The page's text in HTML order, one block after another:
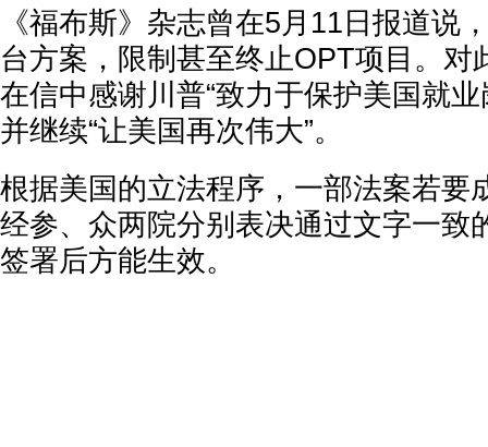
《福布斯》杂志曾在5月11日报道说
台方案，限制甚至终止OPT项目。对
在信中感谢川普“致力于保护美国就
并继续“让美国再次伟大”。
根据美国的立法程序，一部法案若要
经参、众两院分别表决通过文字一致
签署后方能生效。